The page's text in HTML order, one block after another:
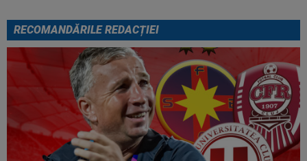
RECOMANDĂRILE REDACȚIEI